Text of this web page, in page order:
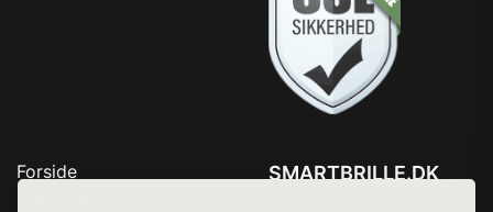
Forside
SMARTBRILLE.DK